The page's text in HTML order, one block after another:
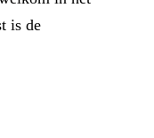
is de